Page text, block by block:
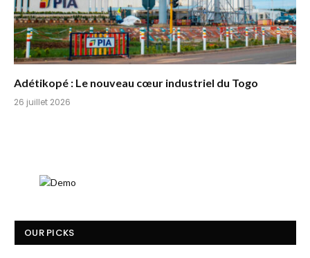
Adétikopé : Le nouveau cœur industriel du Togo
26 juillet 2026
OUR PICKS